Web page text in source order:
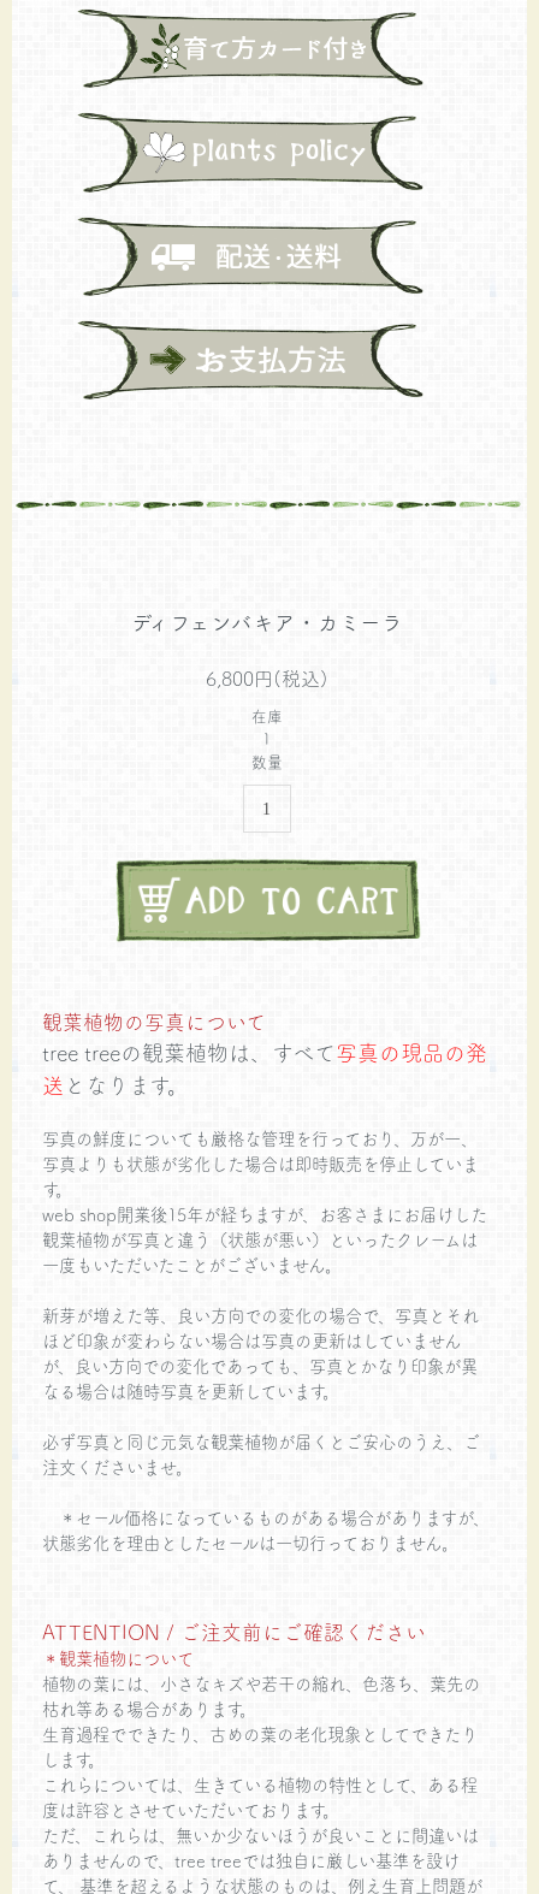
ディフェンバキア・カミーラ
6,800円(税込)
在庫
1
数量
観葉植物の写真について
tree treeの観葉植物は、すべて写真の現品の発
送 となります。
写真の鮮度についても厳格な管理を行っており、万が一、
写真よりも状態が劣化した場合は即時販売を停止していま
す。
web shop開業後15年が経ちますが、お客さまにお届けした
観葉植物が写真と違う（状態が悪い）といったクレームは
一度もいただいたことがございません。
新芽が増えた等、良い方向での変化の場合で、写真とそれ
ほど印象が変わらない場合は写真の更新はしていません
が、良い方向での変化であっても、写真とかなり印象が異
なる場合は随時写真を更新しています。
必ず写真と同じ元気な観葉植物が届くとご安心のうえ、ご
注文くださいませ。
＊セール価格になっているものがある場合がありますが、
状態劣化を理由としたセールは一切行っておりません。
ATTENTION / ご注文前にご確認ください
＊観葉植物について
植物の葉には、小さなキズや若干の縮れ、色落ち、葉先の
枯れ等ある場合があります。
生育過程でできたり、古めの葉の老化現象としてできたり
します。
これらについては、生きている植物の特性として、ある程
度は許容とさせていただいております。
ただ、これらは、無いか少ないほうが良いことに間違いは
ありませんので、tree treeでは独自に厳しい基準を設け
て、 基準を超えるような状態のものは、例え生育上問題が